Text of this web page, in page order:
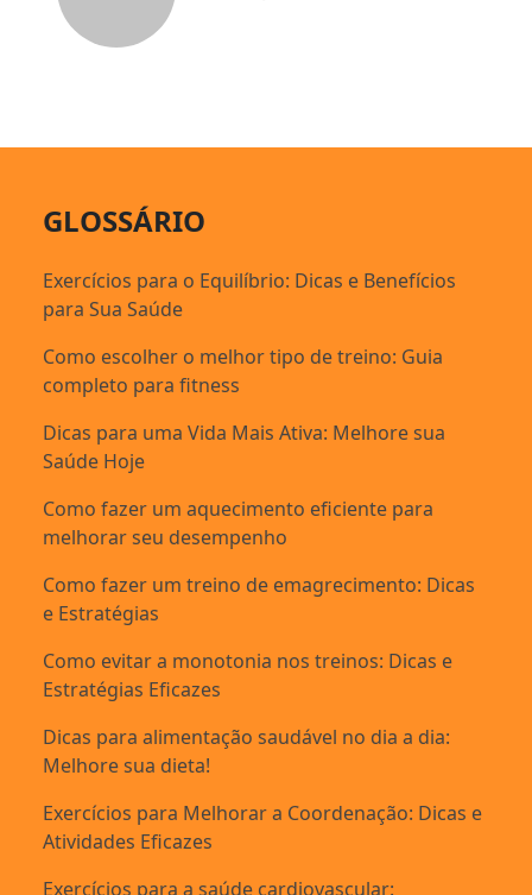
GLOSSÁRIO
Exercícios para o Equilíbrio: Dicas e Benefícios
para Sua Saúde
Como escolher o melhor tipo de treino: Guia
completo para fitness
Dicas para uma Vida Mais Ativa: Melhore sua
Saúde Hoje
Como fazer um aquecimento eficiente para
melhorar seu desempenho
Como fazer um treino de emagrecimento: Dicas
e Estratégias
Como evitar a monotonia nos treinos: Dicas e
Estratégias Eficazes
Dicas para alimentação saudável no dia a dia:
Melhore sua dieta!
Exercícios para Melhorar a Coordenação: Dicas e
Atividades Eficazes
Exercícios para a saúde cardiovascular: